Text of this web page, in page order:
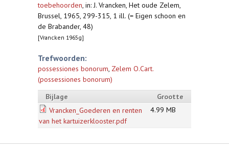
toebehoorden, in: J. Vrancken, Het oude Zelem,
Brussel, 1965, 299-315, 1 ill. (= Eigen schoon en
de Brabander, 48)
[Vrancken 1965g]
Trefwoorden:
possessiones bonorum, Zelem O.Cart.
(possessiones bonorum)
Bijlage
Grootte
Vrancken_Goederen en renten
van het kartuizerklooster.pdf
4.99 MB